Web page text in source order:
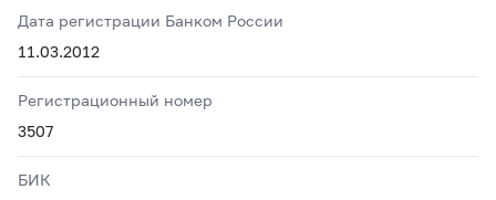
Дата регистрации Банком России
11.03.2012
Регистрационный номер
3507
БИК